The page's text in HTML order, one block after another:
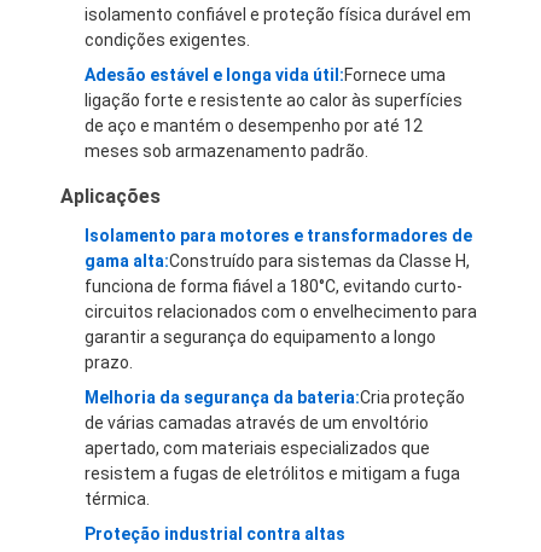
Excursão da fábrica
Controle da qualidade
Contacte-nos
Fita adesiva da isolação
Fita resistente ao calor da isolação
Fita adesiva de pano de vidro
Fita adesiva do filme do Polyimide
isolamento confiável e proteção física durável em
condições exigentes.
Adesão estável e longa vida útil:Fornece uma
ligação forte e resistente ao calor às superfícies
de aço e mantém o desempenho por até 12
meses sob armazenamento padrão.
Aplicações
Isolamento para motores e transformadores de
gama alta:Construído para sistemas da Classe H,
funciona de forma fiável a 180°C, evitando curto-
circuitos relacionados com o envelhecimento para
garantir a segurança do equipamento a longo
prazo.
Melhoria da segurança da bateria:Cria proteção
de várias camadas através de um envoltório
apertado, com materiais especializados que
resistem a fugas de eletrólitos e mitigam a fuga
térmica.
Proteção industrial contra altas